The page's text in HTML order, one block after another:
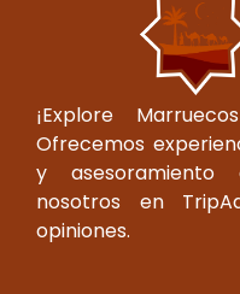
¡Explore
Ofrecemos
y asesoramiento
nosotros en
opiniones.